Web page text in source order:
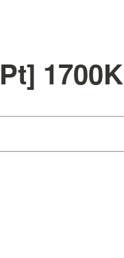
1700K